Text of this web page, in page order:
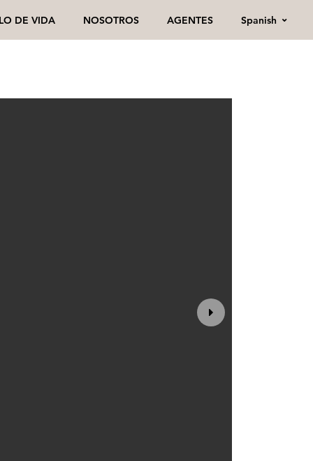
DE VIDA NOSOTROS AGENTES Spanish